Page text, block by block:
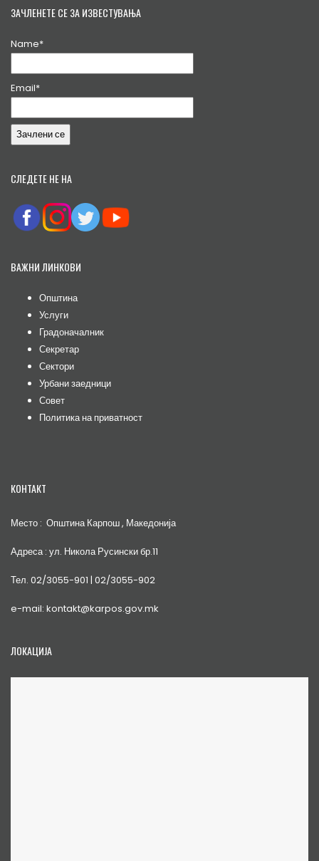
ЗАЧЛЕНЕТЕ СЕ ЗА ИЗВЕСТУВАЊА
Name*
Email*
СЛЕДЕТЕ НЕ НА
ВАЖНИ ЛИНКОВИ
Општина
Услуги
Градоначалник
Секретар
Сектори
Урбани заедници
Совет
Политика на приватност
КОНТАКТ
Место : Општина Карпош , Македонија
Адреса : ул. Никола Русински бр.11
Тел. 02/3055-901 | 02/3055-902
e-mail: kontakt@karpos.gov.mk
ЛОКАЦИЈА